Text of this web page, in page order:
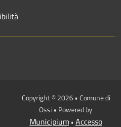
Copyright © 2026 • Comune di
Ossi • Powered by
Municipium• Accesso